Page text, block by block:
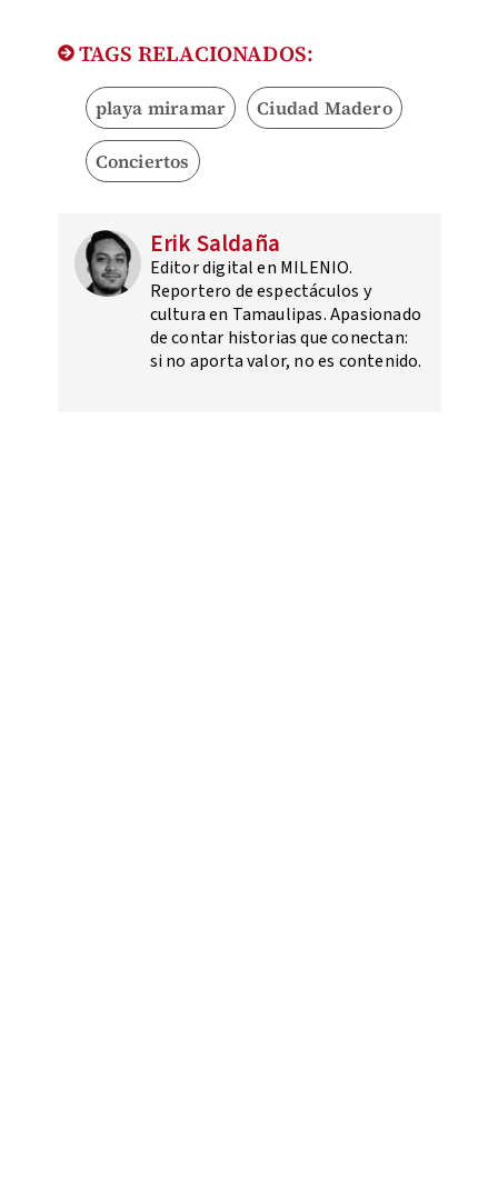
TAGS RELACIONADOS:
playa miramar Ciudad Madero
Conciertos
Erik Saldaña
Editor digital en MILENIO.
Reportero de espectáculos y
cultura en Tamaulipas. Apasionado
de contar historias que conectan:
si no aporta valor, no es contenido.